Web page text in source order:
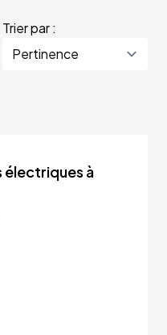
Trier par :
à